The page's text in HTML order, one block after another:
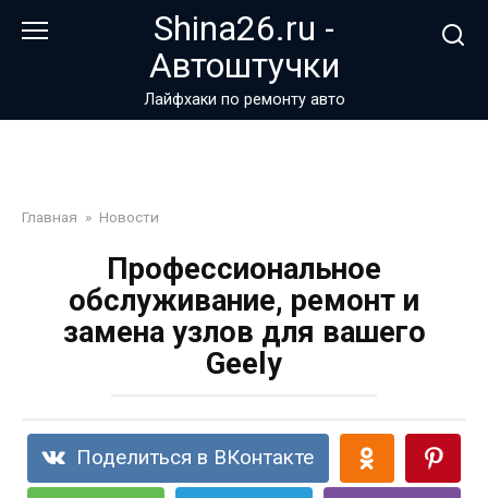
Shina26.ru -
Автоштучки
Лайфхаки по ремонту авто
Главная » Новости
Профессиональное
обслуживание, ремонт и
замена узлов для вашего
Geely
Поделиться в ВКонтакте